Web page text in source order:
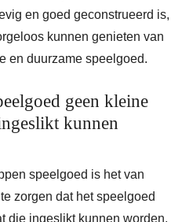
en goed geconstrueerd is,
kunnen genieten van
en duurzame speelgoed.
geen kleine
kunnen
speelgoed is het van
zorgen dat het speelgoed
die ingeslikt kunnen worden.